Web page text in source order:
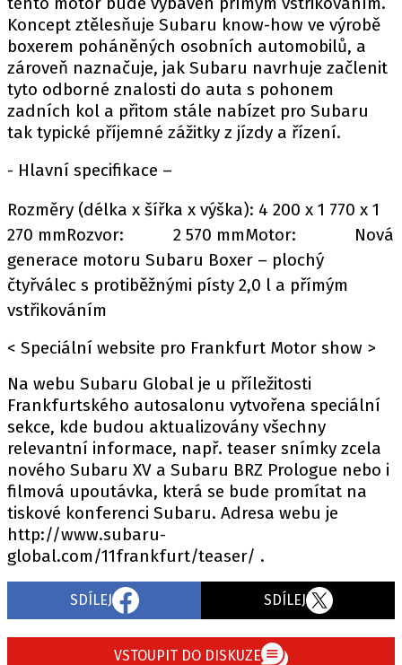
Koncept ztělesňuje Subaru know-how ve výrobě
boxerem poháněných osobních automobilů, a
zároveň naznačuje, jak Subaru navrhuje začlenit
tyto odborné znalosti do auta s pohonem
zadních kol a přitom stále nabízet pro Subaru
tak typické příjemné zážitky z jízdy a řízení.
- Hlavní specifikace –
Rozměry (délka x šířka x výška): 4 200 x 1 770 x 1
270 mmRozvor: 2 570 mmMotor: Nová
generace motoru Subaru Boxer – plochý
čtyřválec s protiběžnými písty 2,0 l a přímým
vstřikováním
< Speciální website pro Frankfurt Motor show >
Na webu Subaru Global je u příležitosti
Frankfurtského autosalonu vytvořena speciální
sekce, kde budou aktualizovány všechny
relevantní informace, např. teaser snímky zcela
nového Subaru XV a Subaru BRZ Prologue nebo i
filmová upoutávka, která se bude promítat na
tiskové konferenci Subaru. Adresa webu je
http://www.subaru-
global.com/11frankfurt/teaser/ .
SDÍLEJ SDÍLEJ
VSTOUPIT DO DISKUZE